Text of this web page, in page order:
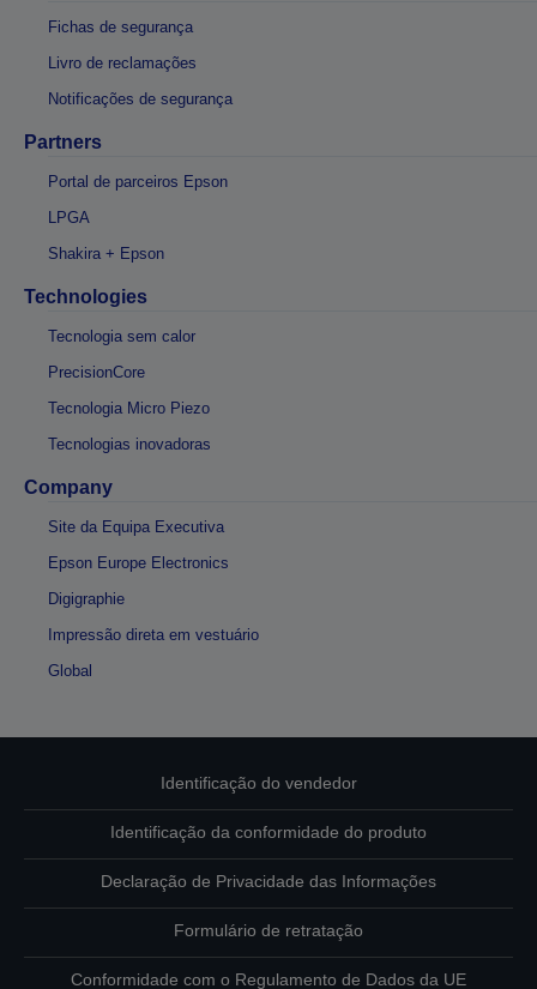
Fichas de segurança
Livro de reclamações
Notificações de segurança
Partners
Portal de parceiros Epson
LPGA
Shakira + Epson
Technologies
Tecnologia sem calor
PrecisionCore
Tecnologia Micro Piezo
Tecnologias inovadoras
Company
Site da Equipa Executiva
Epson Europe Electronics
Digigraphie
Impressão direta em vestuário
Global
Identificação do vendedor
Identificação da conformidade do produto
Declaração de Privacidade das Informações
Formulário de retratação
Conformidade com o Regulamento de Dados da UE